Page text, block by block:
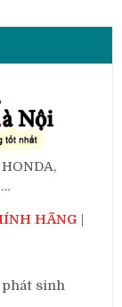
HÃNG
sinh